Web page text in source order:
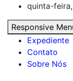
content
quinta-
Responsive
Expediente
Contato
Sobre Nós